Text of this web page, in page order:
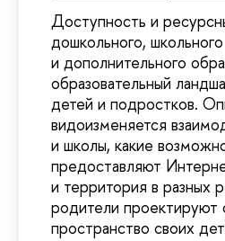
Доступность и
дошкольного, школьного
и дополнительного
образовательный
детей и подростков.
видоизменяется
и школы, какие
предоставляют
и территория в разных
родители проектируют
пространство своих